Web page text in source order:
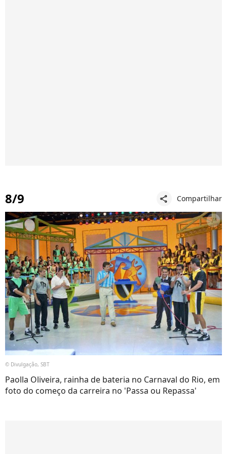
8/9 share Compartilhar
© Divulgação, SBT
Paolla Oliveira, rainha de bateria no Carnaval do Rio, em
foto do começo da carreira no 'Passa ou Repassa'